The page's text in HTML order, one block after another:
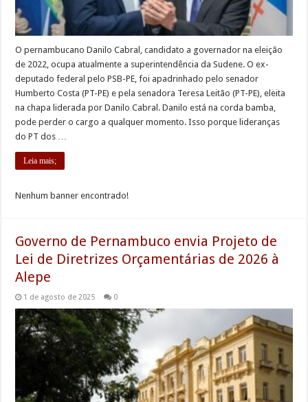
O pernambucano Danilo Cabral, candidato a governador na eleição
de 2022, ocupa atualmente a superintendência da Sudene. O ex-
deputado federal pelo PSB-PE, foi apadrinhado pelo senador
Humberto Costa (PT-PE) e pela senadora Teresa Leitão (PT-PE), eleita
na chapa liderada por Danilo Cabral. Danilo está na corda bamba,
pode perder o cargo a qualquer momento. Isso porque lideranças
do PT dos …
Leia mais;
Nenhum banner encontrado!
Governo de Pernambuco envia Projeto de
Lei de Diretrizes Orçamentárias de 2026 à
Alepe
1 de agosto de 2025 0